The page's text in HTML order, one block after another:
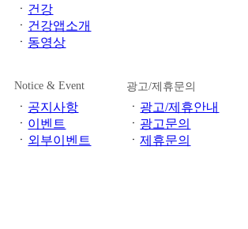
ㆍ 건강
ㆍ 건강앱소개
ㆍ 동영상
Notice & Event
ㆍ 공지사항
ㆍ 이벤트
ㆍ 외부이벤트
광고/제휴문의
ㆍ 광고/제휴안내
ㆍ 광고문의
ㆍ제휴문의